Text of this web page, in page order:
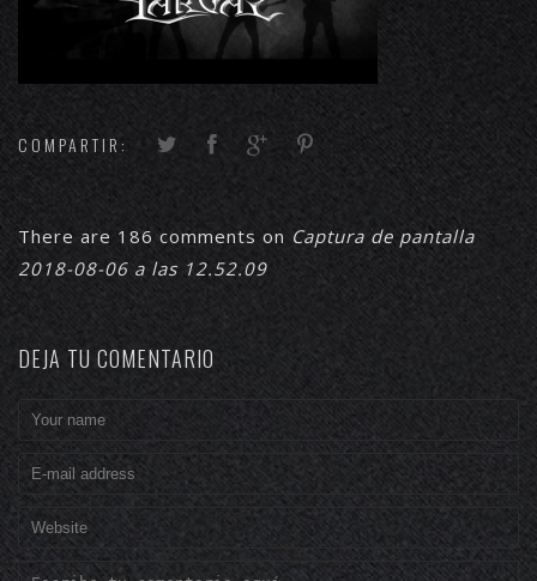
COMPARTIR:
There are 186 comments on Captura de pantalla
2018-08-06 a las 12.52.09
DEJA TU COMENTARIO